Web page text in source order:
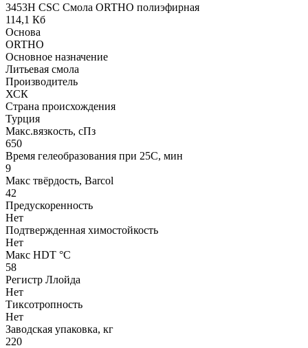
3453Н CSC Смола ORTHO полиэфирная
114,1 Кб
Основа
ORTHO
Основное назначение
Литьевая смола
Производитель
ХСК
Страна происхождения
Турция
Макс.вязкoсть, сПз
650
Время гелеобразования при 25С, мин
9
Макс твёрдость, Barcol
42
Предускоренность
Нет
Подтвержденная химостойкость
Нет
Макс HDT °С
58
Регистр Ллойда
Нет
Тиксотропность
Нет
Заводская упаковка, кг
220